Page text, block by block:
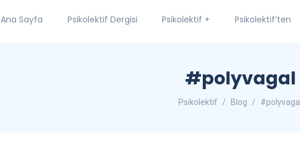
Ana Sayfa Psikolektif Dergisi Psikolektif + Psikolektif’ten
#polyvagal
Psikolektif Blog #polyvagal